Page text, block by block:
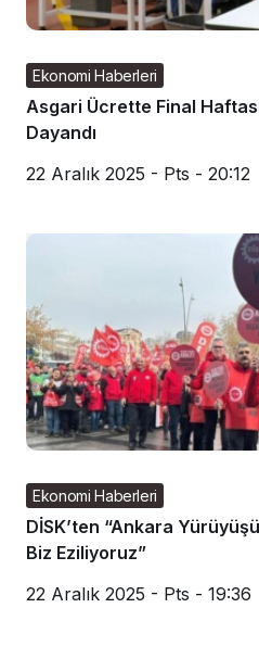
Ekonomi Haberleri
Asgari Ücrette Final
Dayandı
22 Aralık 2025 - Pts - 20:12
Ekonomi Haberleri
DİSK’ten “Ankara
Biz Eziliyoruz”
22 Aralık 2025 - Pts - 19:36